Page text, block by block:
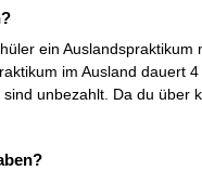
ein
im Ausland dauert
unbezahlt. Da du über